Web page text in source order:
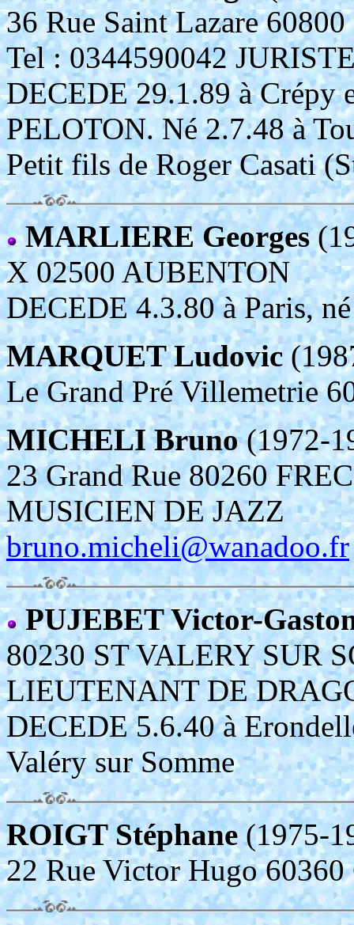
36 Rue Saint Lazare
Tel : 0344590042
DECEDE 29.1.89 à Crépy
PELOTON. Né 2.7.48 à
Petit fils de Roger Casati
MARLIERE Georges
X 02500 AUBENTON
DECEDE 4.3.80 à Paris,
MARQUET Ludovic
Le Grand Pré Villemetrie
MICHELI Bruno(1972-
23 Grand Rue 80260
MUSICIEN DE JAZZ
bruno.micheli@wanadoo.fr
PUJEBET Victor-
80230 ST VALERY SUR
LIEUTENANT DE
DECEDE 5.6.40 à
Valéry sur Somme
ROIGT Stéphane(1975-
22 Rue Victor Hugo